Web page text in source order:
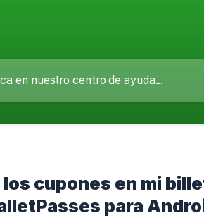
cupones en mi
para